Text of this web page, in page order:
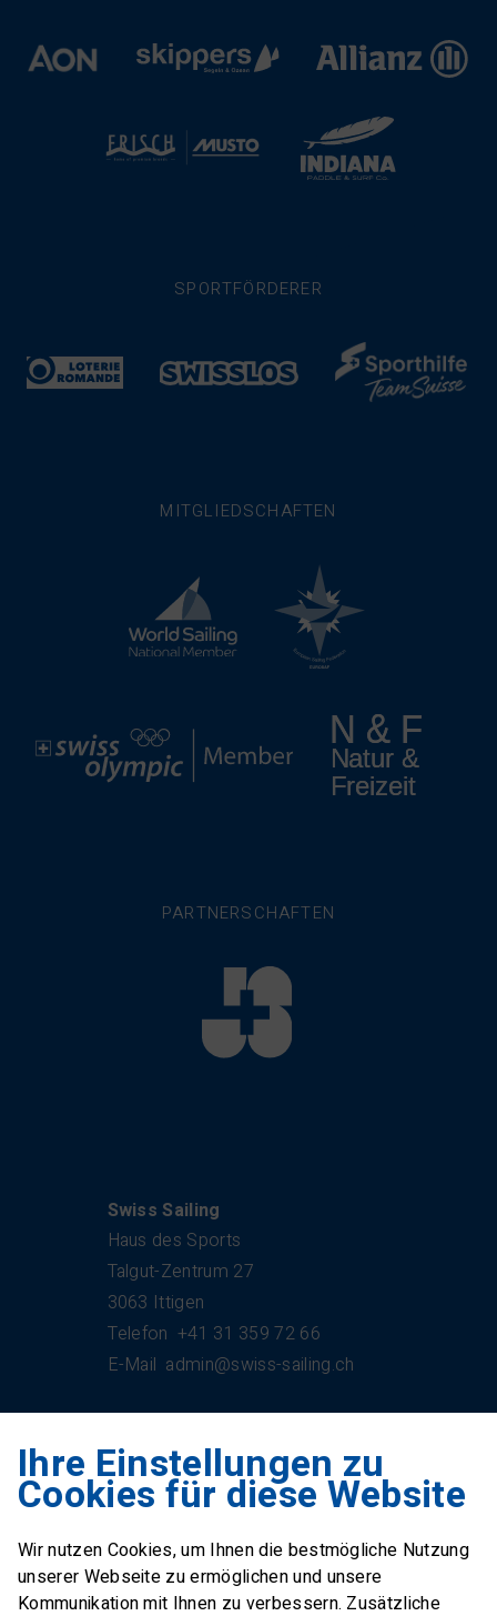
SPORTFÖRDERER
MITGLIEDSCHAFTEN
PARTNERSCHAFTEN
Swiss Sailing
Haus des Sports
Talgut-Zentrum 27
3063 Ittigen
Telefon +41 31 359 72 66
E-Mail admin@swiss-sailing.ch
Swiss Sailing Team
Industriestrasse 51
E-Mail office@swiss-sailing-
team.ch
Ihre Einstellungen zu
Cookies für diese Website
Wir nutzen Cookies, um Ihnen die bestmögliche Nutzung
unserer Webseite zu ermöglichen und unsere
Kommunikation mit Ihnen zu verbessern. Zusätzliche